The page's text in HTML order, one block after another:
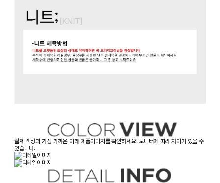
실제 색상과 가장 가까운 아래 제품이미지를 확인하세요! 모니터에 따라 차이가 있을 수
있습니다.